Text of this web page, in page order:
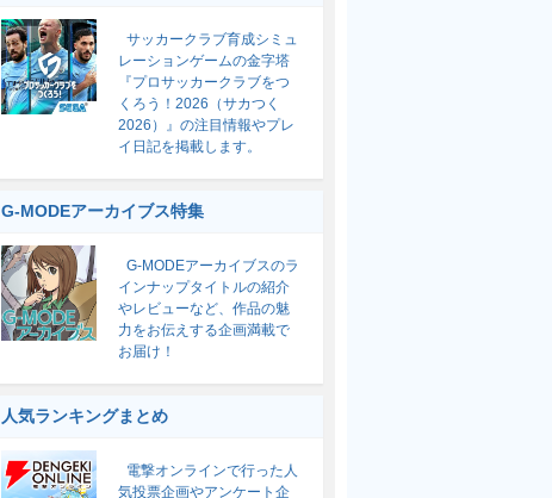
サッカークラブ育成シミュ
レーションゲームの金字塔
『プロサッカークラブをつ
くろう！2026（サカつく
2026）』の注目情報やプレ
イ日記を掲載します。
G-MODEアーカイブス特集
G-MODEアーカイブスのラ
インナップタイトルの紹介
やレビューなど、作品の魅
力をお伝えする企画満載で
お届け！
人気ランキングまとめ
電撃オンラインで行った人
気投票企画やアンケート企